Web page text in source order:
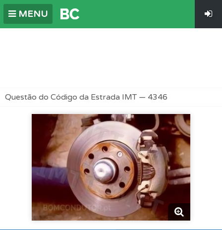
MENU
Questão do Código da Estrada IMT — 4346